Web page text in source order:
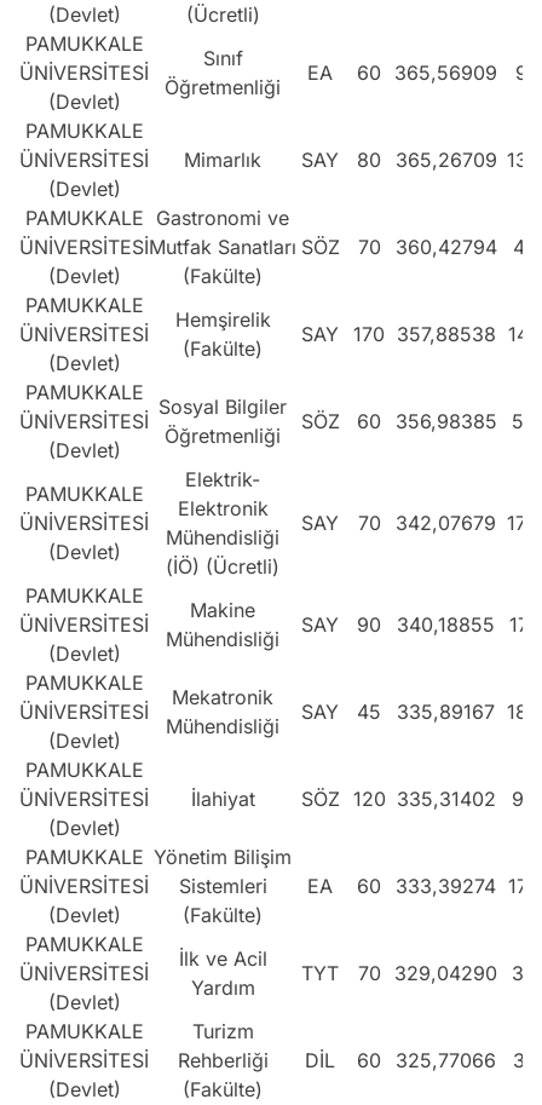
(Devlet)
(Ücretli)
PAMUKKALE
ÜNİVERSİTESİ
(Devlet)
Sınıf
Öğretmenliği
EA 60 365,56909
PAMUKKALE
ÜNİVERSİTESİ
(Devlet)
Mimarlık SAY 80 365,26709
PAMUKKALE
ÜNİVERSİTESİ
(Devlet)
Gastronomi ve
Mutfak Sanatları
(Fakülte)
SÖZ 70 360,42794
PAMUKKALE
ÜNİVERSİTESİ
(Devlet)
Hemşirelik
(Fakülte)
SAY 170 357,88538
PAMUKKALE
ÜNİVERSİTESİ
(Devlet)
Sosyal Bilgiler
Öğretmenliği
SÖZ 60 356,98385
PAMUKKALE
ÜNİVERSİTESİ
(Devlet)
Elektrik-
Elektronik
Mühendisliği
(İÖ) (Ücretli)
SAY 70 342,07679
PAMUKKALE
ÜNİVERSİTESİ
(Devlet)
Makine
Mühendisliği
SAY 90 340,18855
PAMUKKALE
ÜNİVERSİTESİ
(Devlet)
Mekatronik
Mühendisliği
SAY 45 335,89167
PAMUKKALE
ÜNİVERSİTESİ
(Devlet)
İlahiyat SÖZ 120 335,31402
PAMUKKALE
ÜNİVERSİTESİ
(Devlet)
Yönetim Bilişim
Sistemleri
(Fakülte)
EA 60 333,39274
PAMUKKALE
ÜNİVERSİTESİ
(Devlet)
İlk ve Acil
Yardım
TYT 70 329,04290
PAMUKKALE
ÜNİVERSİTESİ
(Devlet)
Turizm
Rehberliği
(Fakülte)
DİL 60 325,77066